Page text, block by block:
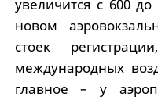
увеличится с 600
новом
стоек
международных
главное – у